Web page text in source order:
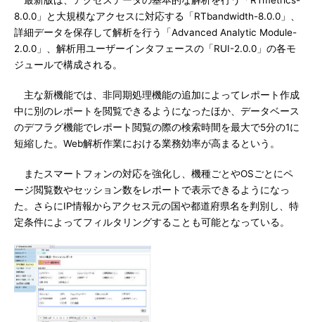
8.0.0」と大規模なアクセスに対応する「RTbandwidth-8.0.0」、
詳細データを保存して解析を行う「Advanced Analytic Module-
2.0.0」、解析用ユーザーインタフェースの「RUI-2.0.0」の各モ
ジュールで構成される。
主な新機能では、非同期処理機能の追加によってレポート作成
中に別のレポートを閲覧できるようになったほか、データベース
のデフラグ機能でレポート閲覧の際の検索時間を最大で5分の1に
短縮した。Web解析作業における業務効率が高まるという。
またスマートフォンの対応を強化し、機種ごとやOSごとにペ
ージ閲覧数やセッション数をレポートで表示できるようになっ
た。さらにIP情報からアクセス元の国や都道府県名を判別し、特
定条件によってフィルタリングすることも可能となっている。